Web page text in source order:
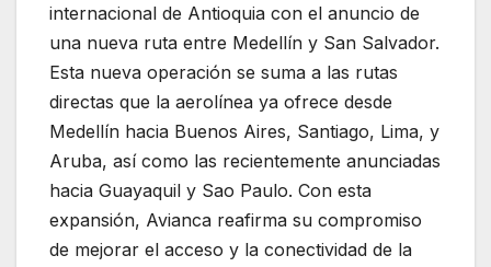
internacional de Antioquia con el anuncio de
una nueva ruta entre Medellín y San Salvador.
Esta nueva operación se suma a las rutas
directas que la aerolínea ya ofrece desde
Medellín hacia Buenos Aires, Santiago, Lima, y
Aruba, así como las recientemente anunciadas
hacia Guayaquil y Sao Paulo. Con esta
expansión, Avianca reafirma su compromiso
de mejorar el acceso y la conectividad de la